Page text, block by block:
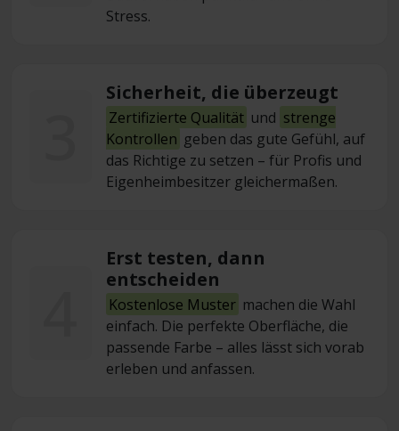
Stress.
Sicherheit, die überzeugt
Zertifizierte Qualität und strenge
Kontrollen geben das gute Gefühl, auf
das Richtige zu setzen – für Profis und
Eigenheimbesitzer gleichermaßen.
Erst testen, dann
entscheiden
Kostenlose Muster machen die Wahl
einfach. Die perfekte Oberfläche, die
passende Farbe – alles lässt sich vorab
erleben und anfassen.